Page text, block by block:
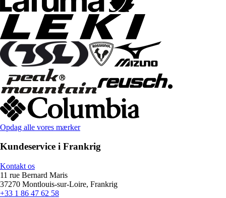
Opdag alle vores mærker
Kundeservice i Frankrig
Kontakt os
11 rue Bernard Maris
37270 Montlouis-sur-Loire, Frankrig
+33 1 86 47 62 58